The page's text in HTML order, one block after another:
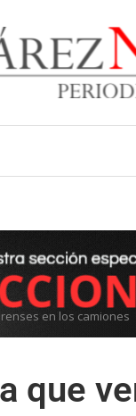
en los camiones
que